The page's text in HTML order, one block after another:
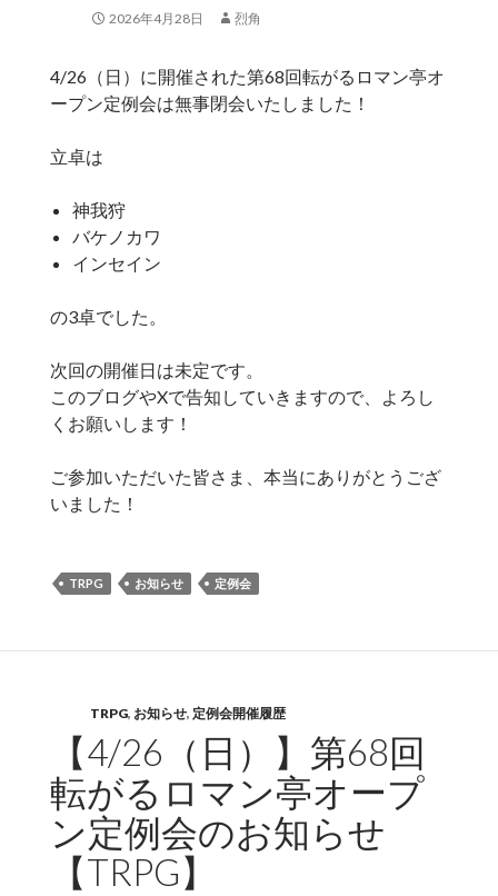
2026年4月28日 烈角
4/26（日）に開催された第68回転がるロマン亭オ
ープン定例会は無事閉会いたしました！
立卓は
神我狩
バケノカワ
インセイン
の3卓でした。
次回の開催日は未定です。
このブログやXで告知していきますので、よろし
くお願いします！
ご参加いただいた皆さま、本当にありがとうござ
いました！
TRPG お知らせ 定例会
TRPG, お知らせ, 定例会開催履歴
【4/26（日）】第68回
転がるロマン亭オープ
ン定例会のお知らせ
【TRPG】